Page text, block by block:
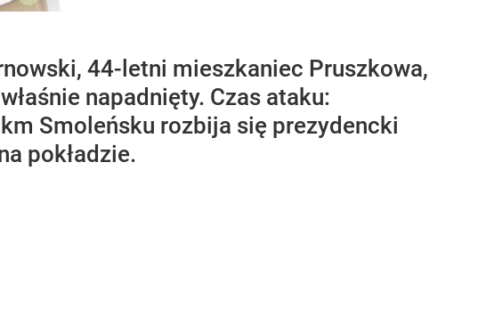
44-letni mieszkaniec Pruszkowa,
napadnięty. Czas ataku:
Smoleńsku rozbija się prezydencki
pokładzie.